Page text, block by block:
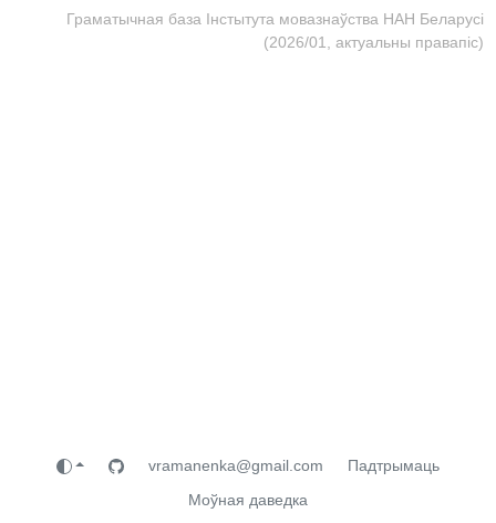
Граматычная база Інстытута мовазнаўства НАН Беларусі
(2026/01, актуальны правапіс)
vramanenka@gmail.com
Падтрымаць
Моўная даведка